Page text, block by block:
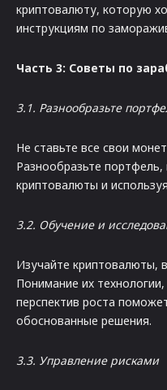
криптовалюту, которую
инструкциям по
Часть 3: Советы по
3.1. Разнообразьте
Не ставьте все свои
Разнообразьте
криптовалюты и
3.2. Обучение и
Изучайте криптовалюты,
Понимание их
перспектив роста
обоснованные решения.
3.3. Управление рисками